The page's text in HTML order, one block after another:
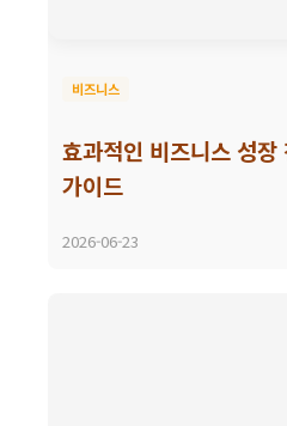
비즈니스
효과적인 비즈니스 성
가이드
2026-06-23